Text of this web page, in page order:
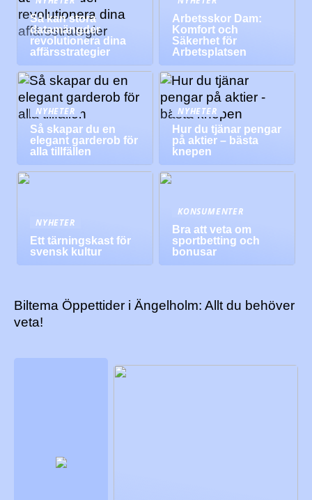
Så kan stora
datamängder
revolutionera dina
affärsstrategier
Arbetsskor Dam:
Komfort och
Säkerhet för
Arbetsplatsen
NYHETER
Så skapar du en
elegant garderob för
alla tillfällen
NYHETER
Hur du tjänar pengar
på aktier – bästa
knepen
NYHETER
Ett tärningskast för
svensk kultur
KONSUMENTER
Bra att veta om
sportbetting och
bonusar
Biltema Öppettider i Ängelholm: Allt du behöver
veta!